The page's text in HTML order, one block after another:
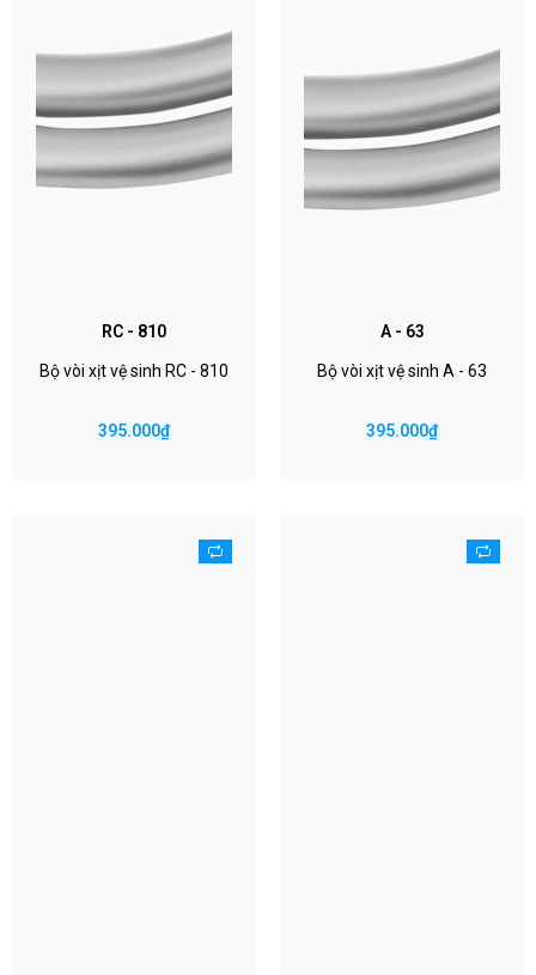
RC - 810
Bộ vòi xịt vệ sinh RC - 810
395.000₫
A - 63
Bộ vòi xịt vệ sinh A - 63
395.000₫